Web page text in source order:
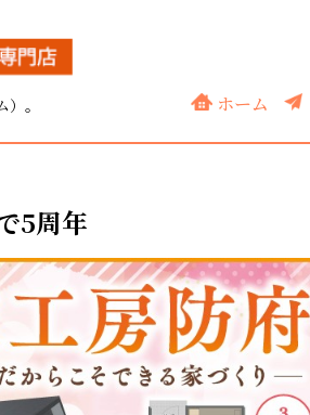
。
ホーム
5周年